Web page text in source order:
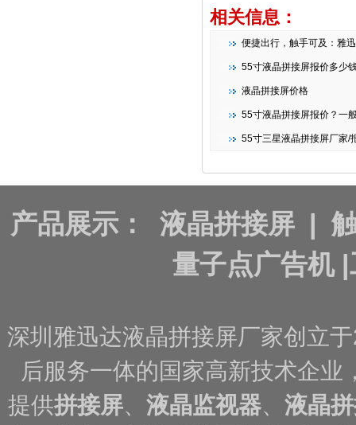
相关信息：
便捷出行，触手可及：雅迅达智能条形
55寸液晶拼接屏报价多少
液晶拼接屏价格
55寸液晶拼接屏报价？一
55寸三星液晶拼接屏厂家/
产品展示： 液晶拼接屏 |
量子点广告机|
深圳雅迅达液晶拼接屏厂家创立
后服务一体的国家高新技术企
提供拼接屏、 液晶监视器、 液晶